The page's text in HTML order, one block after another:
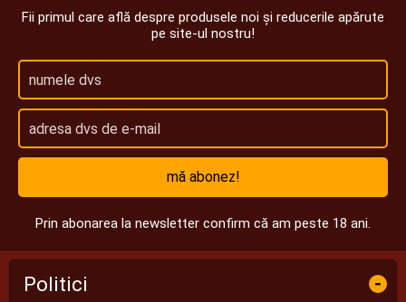
Fii primul care află despre produsele noi și reducerile apărute
pe site-ul nostru!
mă abonez!
Prin abonarea la newsletter confirm că am peste 18 ani.
Politici -